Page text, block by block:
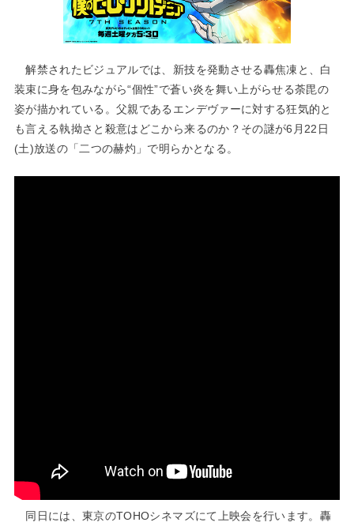
解禁されたビジュアルでは、新技を発動させる轟焦凍と、白
装束に身を包みながら“個性”で蒼い炎を舞い上がらせる荼毘の
姿が描かれている。父親であるエンデヴァーに対する狂気的と
も言える執拗さと殺意はどこから来るのか？その謎が6月22日
(土)放送の「二つの赫灼」で明らかとなる。
同日には、東京のTOHOシネマズにて上映会を行います。轟